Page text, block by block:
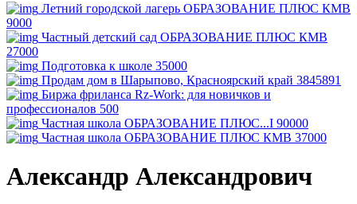
Летний городской лагерь ОБРАЗОВАНИЕ ПЛЮС КМВ
9000
Частный детский сад ОБРАЗОВАНИЕ ПЛЮС КМВ
27000
Подготовка к школе 35000
Продам дом в Шарыпово, Красноярский край 3845891
Биржа фриланса Rz-Work: для новичков и
профессионалов 500
Частная школа ОБРАЗОВАНИЕ ПЛЮС...I 90000
Частная школа ОБРАЗОВАНИЕ ПЛЮС КМВ 37000
Александр Александрович